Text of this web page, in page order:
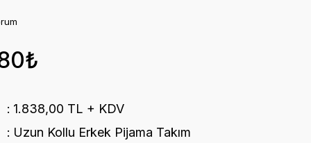
1.838,00 TL + KDV
Uzun Kollu Erkek Pijama Takım